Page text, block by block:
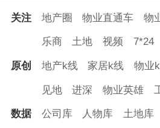
玩法已经变了。
有意思的现象：远郊不是
买。当地改善需求憋了好几
里有盼，就是等不来一个能
关注 地产圈 物业直通车 物
乐商 土地 视频 7*24
原创 地产k线 家居k线 物业
见地 进深 物业英雄
数据 公司库 人物库 土地库